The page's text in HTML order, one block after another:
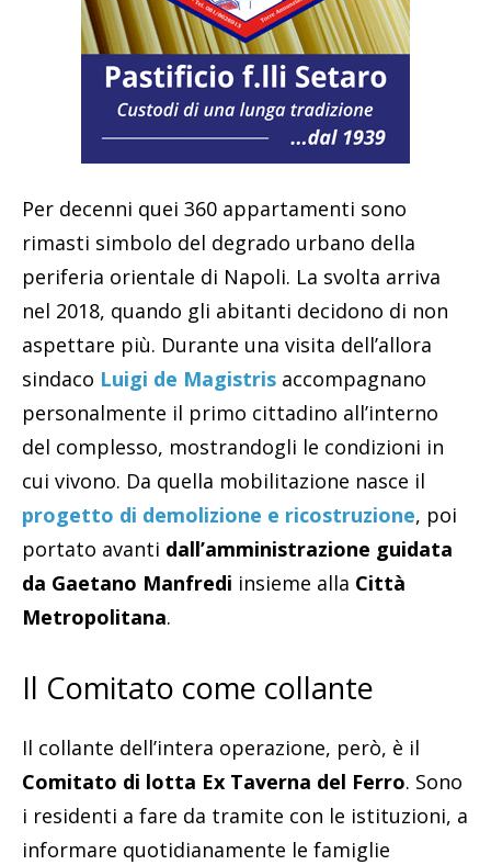
Per decenni quei 360 appartamenti sono
rimasti simbolo del degrado urbano della
periferia orientale di Napoli. La svolta arriva
nel 2018, quando gli abitanti decidono di non
aspettare più. Durante una visita dell’allora
sindaco Luigi de Magistris accompagnano
personalmente il primo cittadino all’interno
del complesso, mostrandogli le condizioni in
cui vivono. Da quella mobilitazione nasce il
progetto di demolizione e ricostruzione, poi
portato avanti dall’amministrazione guidata
da Gaetano Manfredi insieme alla Città
Metropolitana.
Il Comitato come collante
Il collante dell’intera operazione, però, è il
Comitato di lotta Ex Taverna del Ferro. Sono
i residenti a fare da tramite con le istituzioni, a
informare quotidianamente le famiglie